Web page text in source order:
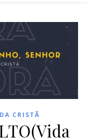
CRISTÃ